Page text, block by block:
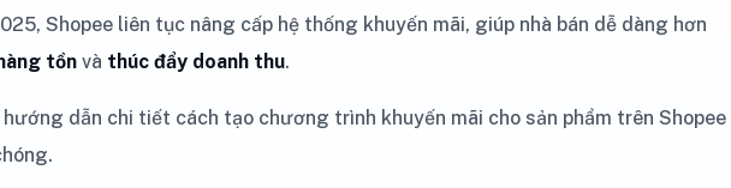
Shopee liên tục nâng cấp hệ thống khuyến mãi, giúp nhà bán dễ dàng hơn
tồn và thúc đẩy doanh thu.
dẫn chi tiết cách tạo chương trình khuyến mãi cho sản phẩm trên Shopee